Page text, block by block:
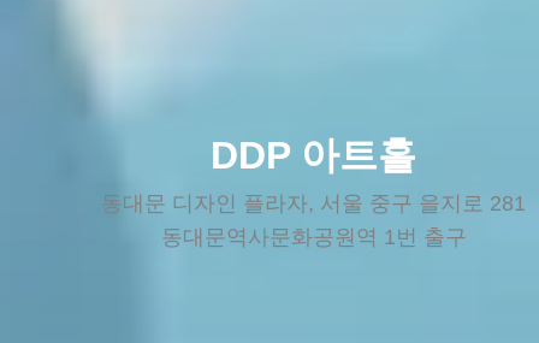
DDP 아트홀
동대문 디자인 플라자, 서울 중구 을지로 281
동대문역사문화공원역 1번 출구